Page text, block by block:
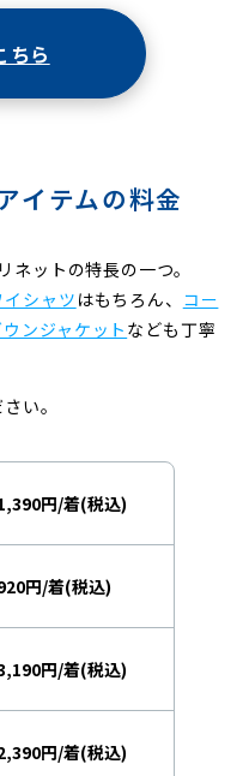
ちら
イテムの料金
ットの特長の一つ。
イシャツはもちろん、 コー
ンジャケット なども丁寧
い。
円/着(税込)
円/着(税込)
円/着(税込)
円/着(税込)